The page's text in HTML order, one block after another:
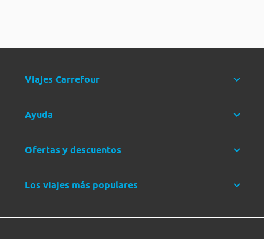
Viajes Carrefour
Ayuda
Ofertas y descuentos
Los viajes más populares